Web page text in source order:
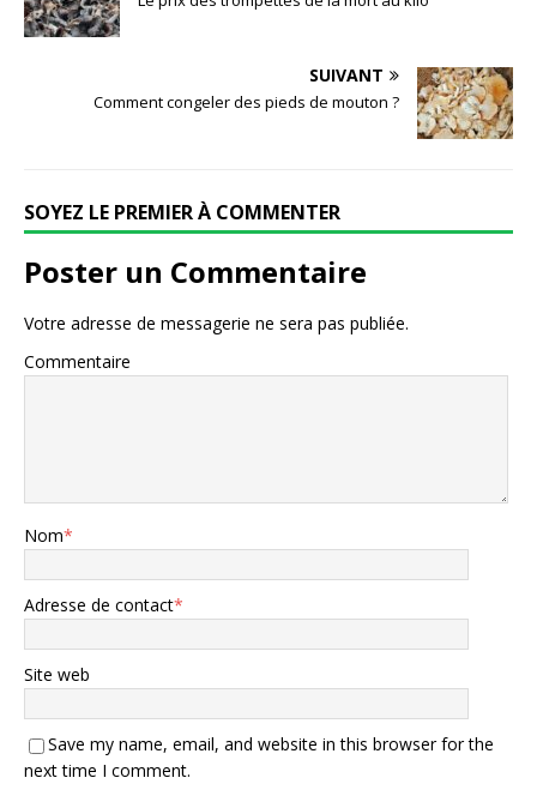
k
SUIVANT
Comment congeler des pieds de mouton ?
SOYEZ LE PREMIER À COMMENTER
Poster un Commentaire
Votre adresse de messagerie ne sera pas publiée.
Commentaire
Nom*
Adresse de contact*
Site web
Save my name, email, and website in this browser for the
next time I comment.